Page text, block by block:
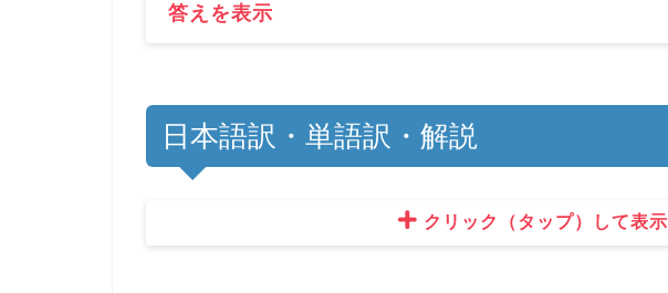
答えを表示
日本語訳・単語訳・解説
クリック（タップ）して表示